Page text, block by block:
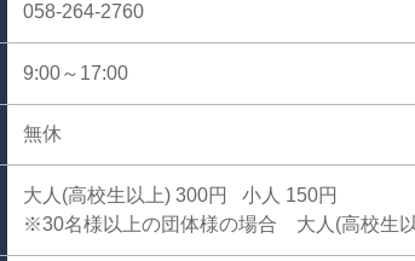
058-264-2760
9:00～17:00
無休
大人(高校生以上) 300円 小人 150円
※30名様以上の団体様の場合 大人(高校生